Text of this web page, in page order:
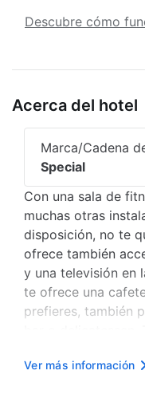
Descubre cómo
Acerca del hotel
Marca/Cadena
Special
Con una sala de
muchas otras
disposición, no te
ofrece también
y una televisión en
te ofrece una
prefieres, también
Tendrás check-out
Ver más información